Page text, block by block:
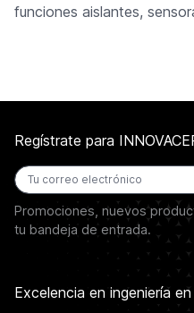
funciones aislantes,
Regístrate para
Promociones, nuevos
tu bandeja de entrada.
Excelencia en ingeniería